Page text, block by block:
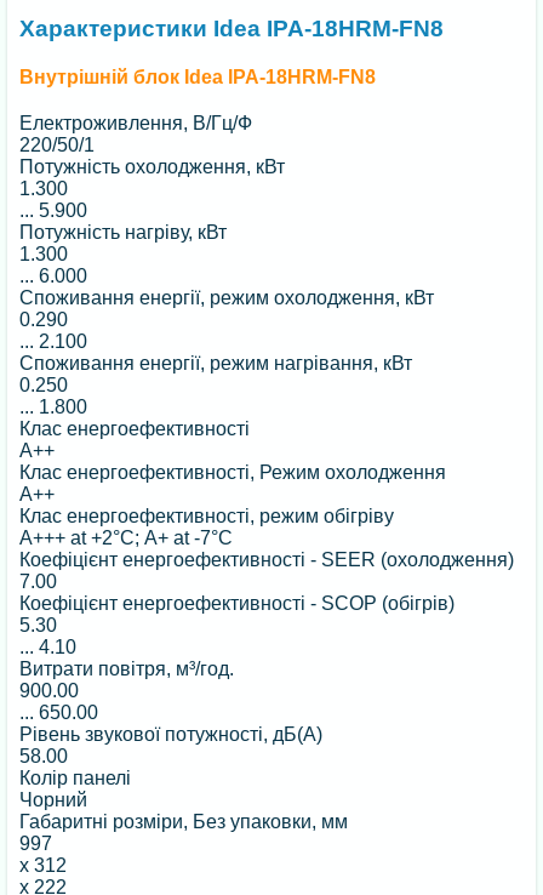
Характеристики Idea IPA-18HRM-FN8
Внутрішній блок Idea IPA-18HRM-FN8
Електроживлення, В/Гц/Ф
220/50/1
Потужність охолодження, кВт
1.300
...5.900
Потужність нагріву, кВт
1.300
...6.000
Споживання енергії, режим охолодження, кВт
0.290
... 2.100
Споживання енергії, режим нагрівання, кВт
0.250
... 1.800
Клас енергоефективності
A++
Клас енергоефективності, Режим охолодження
A++
Клас енергоефективності, режим обігріву
А+++ at +2°С; А+ at -7°С
Коефіцієнт енергоефективності - SEER (охолодження)
7.00
Коефіцієнт енергоефективності - SCOP (обігрів)
5.30
...4.10
Витрати повітря, м³/год.
900.00
...650.00
Рівень звукової потужності, дБ(А)
58.00
Колір панелі
Чорний
Габаритні розміри, Без упаковки, мм
997
x 312
x 222